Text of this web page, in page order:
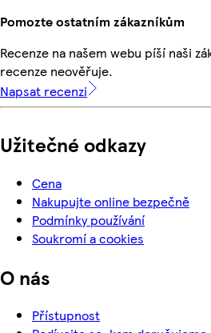
Pomozte ostatním zákazníkům
Recenze na našem webu píší naši
recenze neověřuje.
Napsat recenzi
Užitečné odkazy
Cena
Nakupujte online bezpečně
Podmínky používání
Soukromí a cookies
O nás
Přístupnost